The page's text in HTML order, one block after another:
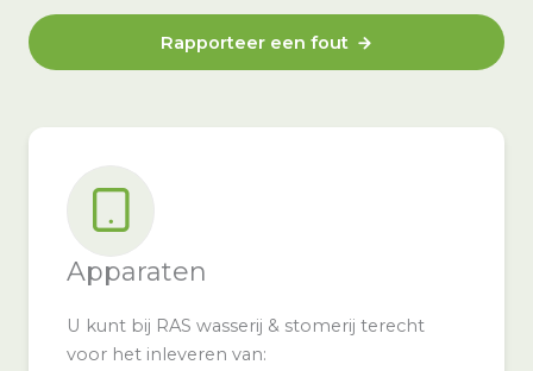
Rapporteer een fout
Apparaten
U kunt bij RAS wasserij & stomerij terecht
voor het inleveren van: